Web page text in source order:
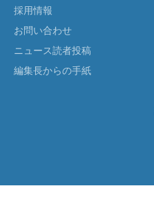
採用情報
お問い合わせ
ニュース読者投稿
編集長からの手紙